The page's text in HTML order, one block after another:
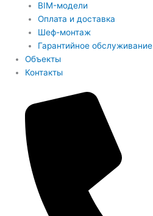
BIM-модели
Оплата и доставка
Шеф-монтаж
Гарантийное обслуживание
Объекты
Контакты